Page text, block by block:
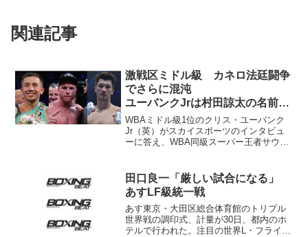
関連記事
激戦区ミドル級 カネロ法廷闘争
でさらに混沌
ユーバンクJrは村田諒太の名前挙
げる
WBAミドル級1位のクリス・ユーバンク
Jr（英）がスカイスポーツのインタビュ
ーに答え、WBA同級スーパー王者サウ
との対戦を希望した。 WBA同級暫定王
者でもあるユーバ...
田口良一「厳しい試合になる」
あすLF級統一戦
あす東京・大田区総合体育館のトリプル
世界戦の調印式、計量が30日、都内のホ
テルで行われた。注目の世界L・フライ級